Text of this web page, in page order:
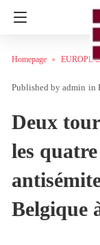
Homepage EUROPE
admin in
Deux
les
Belgique